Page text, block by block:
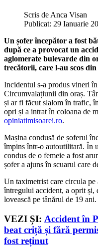
Scris de Anca Visan
Publicat: 29 Ianuarie
Un șofer începător a fost
după ce a provocat un
aglomerate bulevarde din
trecătorii, care l-au scos
Incidentul s-a produs vineri
Circumvalațiunii din oraș.
și ar fi făcut slalom în trafic,
opri și a intrat în coloana de
opiniatimisoarei.ro.
Mașina condusă de șoferul
împins într-o autoutilitară. În
condus de o femeie a fost
șofer a ajuns în scuarul care
Un taximetrist care circula pe
întregului accident, a oprit și,
lovească pe tânărul de 19 ani.
VEZI ȘI: Accident în
beat criță și fără
fost reținut